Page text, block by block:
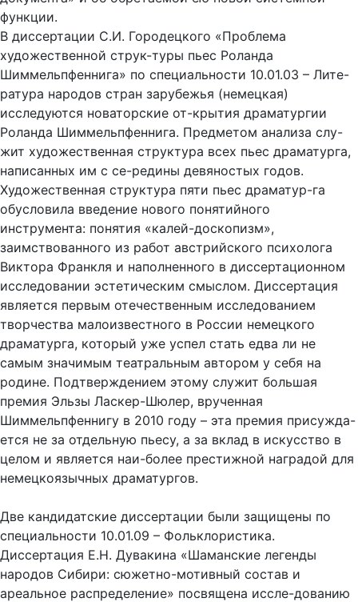
функции.
В диссертации С.И. Городецкого «Проблема
художественной струк-туры пьес Роланда
Шиммельпфеннига» по специальности 10.01.03 – Лите-
ратура народов стран зарубежья (немецкая)
исследуются новаторские от-крытия драматургии
Роланда Шиммельпфеннига. Предметом анализа слу-
жит художественная структура всех пьес драматурга,
написанных им с се-редины девяностых годов.
Художественная структура пяти пьес драматур-га
обусловила введение нового понятийного
инструмента: понятия «калей-доскопизм»,
заимствованного из работ австрийского психолога
Виктора Франкля и наполненного в диссертационном
исследовании эстетическим смыслом. Диссертация
является первым отечественным исследованием
творчества малоизвестного в России немецкого
драматурга, который уже успел стать едва ли не
самым значимым театральным автором у себя на
родине. Подтверждением этому служит большая
премия Эльзы Ласкер-Шюлер, врученная
Шиммельпфеннигу в 2010 году – эта премия присужда-
ется не за отдельную пьесу, а за вклад в искусство в
целом и является наи-более престижной наградой для
немецкоязычных драматургов.
Две кандидатские диссертации были защищены по
специальности 10.01.09 – Фольклористика.
Диссертация Е.Н. Дувакина «Шаманские легенды
народов Сибири: сюжетно-мотивный состав и
ареальное распределение» посвящена иссле-дованию